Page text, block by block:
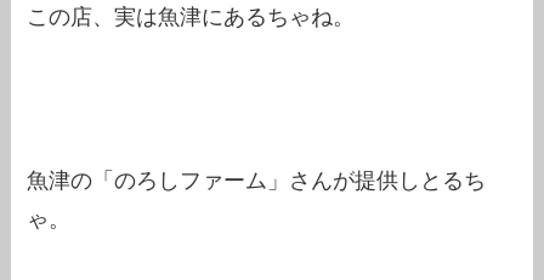
この店、実は魚津にあるちゃね。
魚津の「のろしファーム」さんが提供しとるち
ゃ。